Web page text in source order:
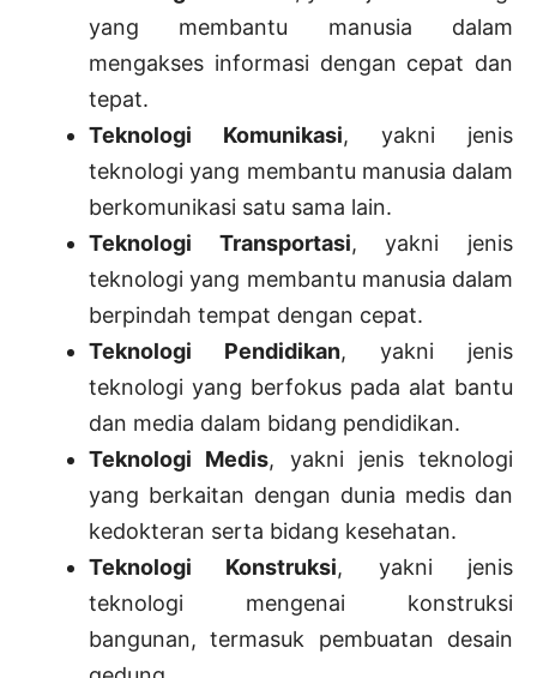
yang membantu manusia dalam
mengakses informasi dengan cepat dan
tepat.
Teknologi Komunikasi, yakni jenis
teknologi yang membantu manusia dalam
berkomunikasi satu sama lain.
Teknologi Transportasi, yakni jenis
teknologi yang membantu manusia dalam
berpindah tempat dengan cepat.
Teknologi Pendidikan, yakni jenis
teknologi yang berfokus pada alat bantu
dan media dalam bidang pendidikan.
Teknologi Medis, yakni jenis teknologi
yang berkaitan dengan dunia medis dan
kedokteran serta bidang kesehatan.
Teknologi Konstruksi, yakni jenis
teknologi mengenai konstruksi
bangunan, termasuk pembuatan desain